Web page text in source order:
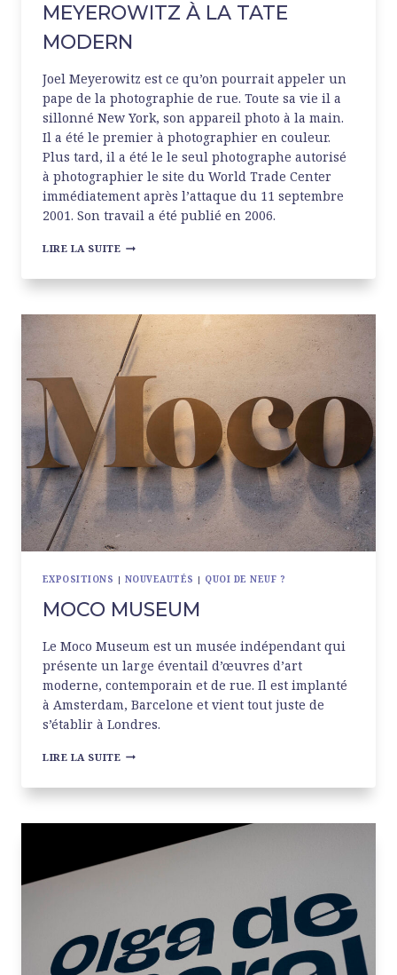
MEYEROWITZ À LA TATE
MODERN
Joel Meyerowitz est ce qu’on pourrait appeler un
pape de la photographie de rue. Toute sa vie il a
sillonné New York, son appareil photo à la main.
Il a été le premier à photographier en couleur.
Plus tard, il a été le le seul photographe autorisé
à photographier le site du World Trade Center
immédiatement après l’attaque du 11 septembre
2001. Son travail a été publié en 2006.
LIRE LA SUITE MEYEROWITZ
LA
EXPOSITIONS | NOUVEAUTÉS | QUOI DE NEUF ?
MOCO MUSEUM
Le Moco Museum est un musée indépendant qui
présente un large éventail d’œuvres d’art
moderne, contemporain et de rue. Il est implanté
à Amsterdam, Barcelone et vient tout juste de
s’établir à Londres.
LIRE LA SUITE MOCO